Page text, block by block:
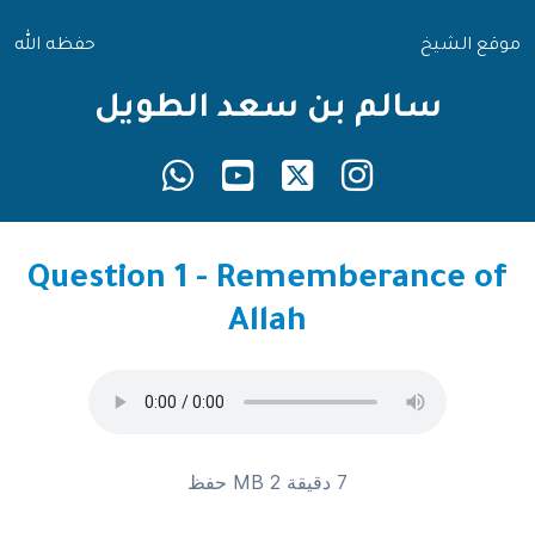
موقع الشيخ حفظه الله
سالم بن سعد الطويل
Question 1 - Rememberance of
Allah
7 دقيقة 2 MB حفظ